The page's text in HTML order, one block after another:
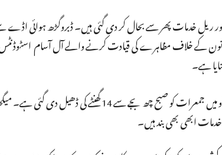
اور ریل خدمات پھر سے بحال کر دی گئی ہیں۔ ڈبروگڑھ
ہے۔
ابھی بھی بند ہیں۔